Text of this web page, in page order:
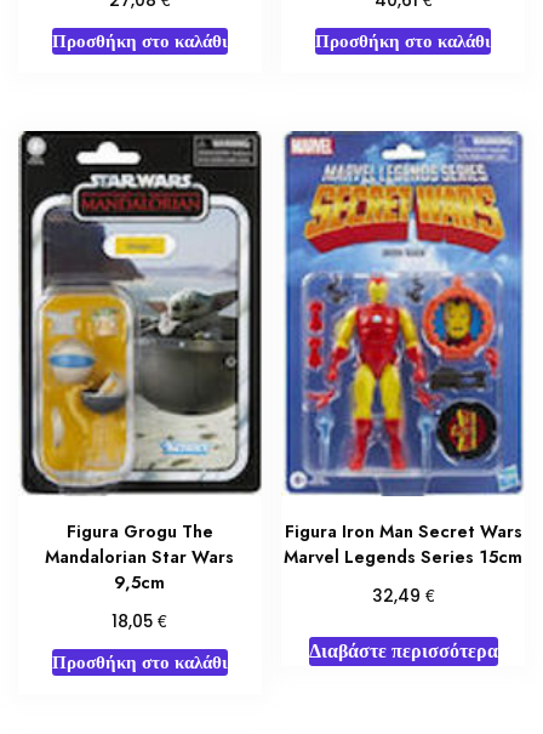
Προσθήκη στο καλάθι Προσθήκη στο καλάθι
Figura Grogu The
Mandalorian Star Wars
9,5cm
18,05€
Προσθήκη στο καλάθι
Figura Iron Man Secret Wars
Marvel Legends Series 15cm
32,49 €
Διαβάστε περισσότερα